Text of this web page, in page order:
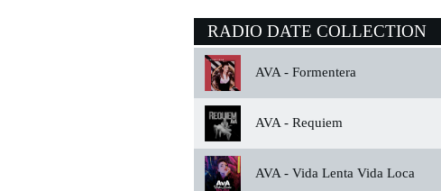
RADIO DATE COLLECTION
AVA - Formentera
AVA - Requiem
AVA - Vida Lenta Vida Loca